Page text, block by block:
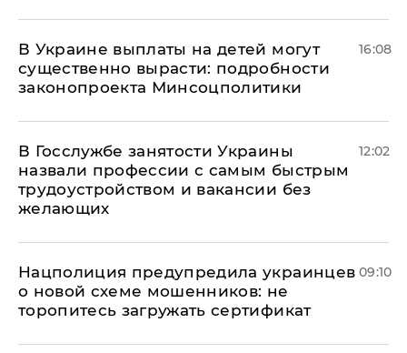
В Украине выплаты на детей могут
существенно вырасти: подробности
законопроекта Минсоцполитики
16:08
В Госслужбе занятости Украины
назвали профессии с самым быстрым
трудоустройством и вакансии без
желающих
12:02
Нацполиция предупредила украинцев
о новой схеме мошенников: не
торопитесь загружать сертификат
09:10